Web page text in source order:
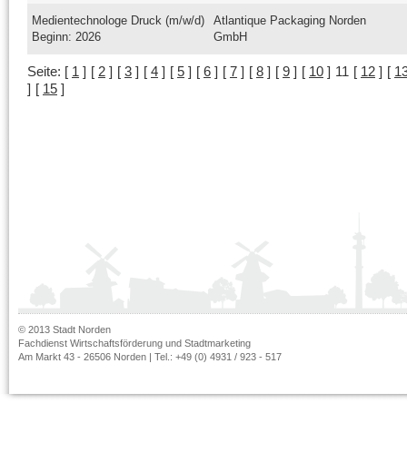
Medientechnologe Druck (m/w/d)
Beginn: 2026
Atlantique Packaging Norden
GmbH
Seite: [ 1 ] [ 2 ] [ 3 ] [ 4 ] [ 5 ] [ 6 ] [ 7 ] [ 8 ] [ 9 ] [ 10 ] 11 [ 12 ] [
] [ 15 ]
© 2013 Stadt Norden
Fachdienst Wirtschaftsförderung und Stadtmarketing
Am Markt 43 - 26506 Norden | Tel.: +49 (0) 4931 / 923 - 517